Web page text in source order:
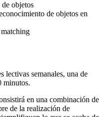
objetos
de objetos en
lectivas semanales, una de
minutos.
en una combinación de
de la realización de